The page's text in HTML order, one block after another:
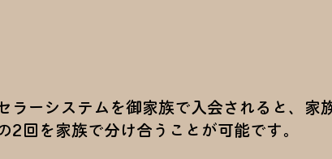
ラーシステムを御家族で入会されると、家
2回を家族で分け合うことが可能です。